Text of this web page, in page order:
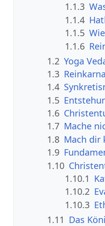
1.1.3
1.1.4
1.1.5
1.1.6
1.2 Yoga
1.3
1.4
1.5
1.6
1.7 Mache
1.8 Mach dir
1.9
1.10
1.10.1
1.10.2
1.10.3
1.11 Das